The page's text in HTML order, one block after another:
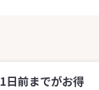
日前までがお得